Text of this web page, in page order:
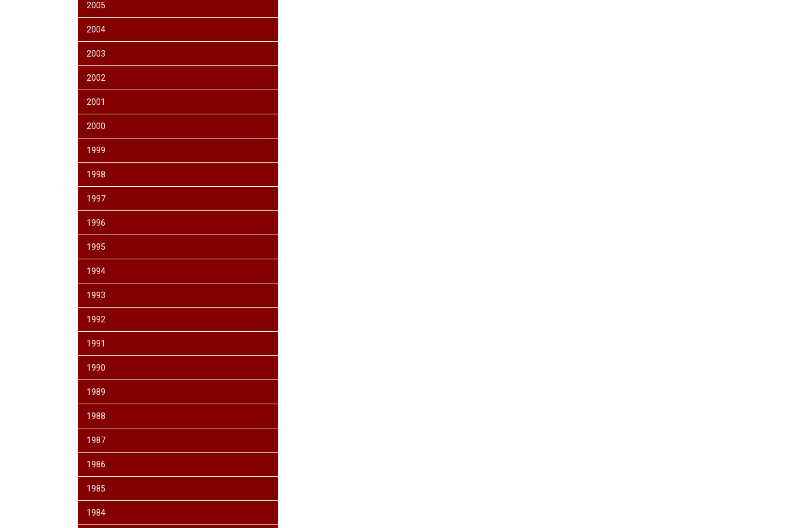
2005
2004
2003
2002
2001
2000
1999
1998
1997
1996
1995
1994
1993
1992
1991
1990
1989
1988
1987
1986
1985
1984